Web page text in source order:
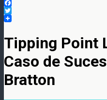
Facebook
Twitter
Tipping Point
Caso de
Bratton